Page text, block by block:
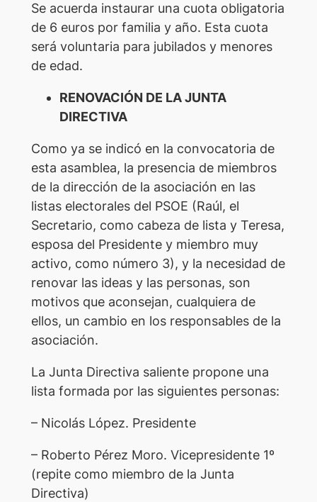
Se acuerda instaurar una cuota obligatoria
de 6 euros por familia y año. Esta cuota
será voluntaria para jubilados y menores
de edad.
RENOVACIÓN DE LA JUNTA
DIRECTIVA
Como ya se indicó en la convocatoria de
esta asamblea, la presencia de miembros
de la dirección de la asociación en las
listas electorales del PSOE (Raúl, el
Secretario, como cabeza de lista y Teresa,
esposa del Presidente y miembro muy
activo, como número 3), y la necesidad de
renovar las ideas y las personas, son
motivos que aconsejan, cualquiera de
ellos, un cambio en los responsables de la
asociación.
La Junta Directiva saliente propone una
lista formada por las siguientes personas:
– Nicolás López. Presidente
– Roberto Pérez Moro. Vicepresidente 1º
(repite como miembro de la Junta
Directiva)